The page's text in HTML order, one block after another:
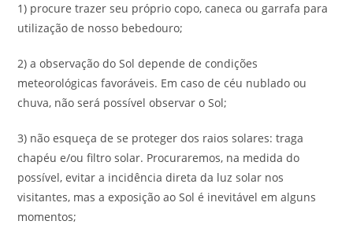
1) procure trazer seu próprio copo, caneca ou garrafa para
utilização de nosso bebedouro;
2) a observação do Sol depende de condições
meteorológicas favoráveis. Em caso de céu nublado ou
chuva, não será possível observar o Sol;
3) não esqueça de se proteger dos raios solares: traga
chapéu e/ou filtro solar. Procuraremos, na medida do
possível, evitar a incidência direta da luz solar nos
visitantes, mas a exposição ao Sol é inevitável em alguns
momentos;